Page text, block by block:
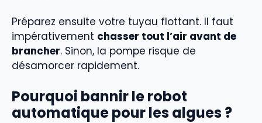
Préparez ensuite votre tuyau flottant. Il faut
impérativement chasser tout l’air avant de
brancher. Sinon, la pompe risque de
désamorcer rapidement.
Pourquoi bannir le robot
automatique pour les algues ?